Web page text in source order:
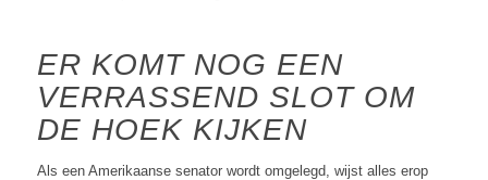
ER KOMT NOG EEN
VERRASSEND SLOT OM
DE HOEK KIJKEN
Als een Amerikaanse senator wordt omgelegd, wijst alles erop